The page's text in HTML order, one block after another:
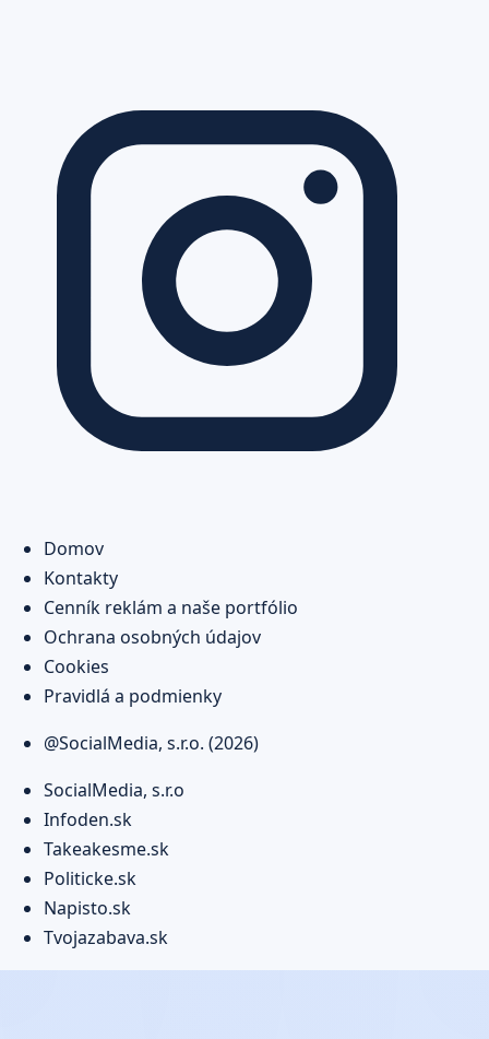
Domov
Kontakty
Cenník reklám a naše portfólio
Ochrana osobných údajov
Cookies
Pravidlá a podmienky
@SocialMedia, s.r.o. (2026)
SocialMedia, s.r.o
Infoden.sk
Takeakesme.sk
Politicke.sk
Napisto.sk
Tvojazabava.sk